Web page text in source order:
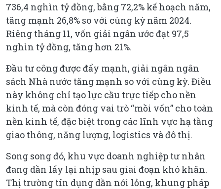
736,4 nghìn tỷ đồng, bằng 72,2% kế hoạch năm,
tăng mạnh 26,8% so với cùng kỳ năm 2024.
Riêng tháng 11, vốn giải ngân ước đạt 97,5
nghìn tỷ đồng, tăng hơn 21%.
Đầu tư công được đẩy mạnh, giải ngân ngân
sách Nhà nước tăng mạnh so với cùng kỳ. Điều
này không chỉ tạo lực cầu trực tiếp cho nền
kinh tế, mà còn đóng vai trò “mồi vốn” cho toàn
nền kinh tế, đặc biệt trong các lĩnh vực hạ tầng
giao thông, năng lượng, logistics và đô thị.
Song song đó, khu vực doanh nghiệp tư nhân
đang dần lấy lại nhịp sau giai đoạn khó khăn.
Thị trường tín dụng dần nới lỏng, khung pháp